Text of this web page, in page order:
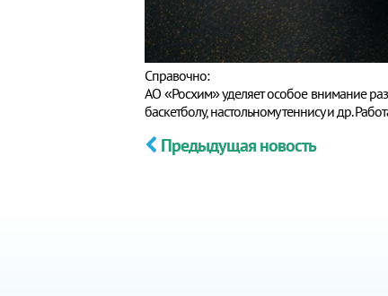
Справочно:
АО «Росхим» уделяет особое внимание
баскетболу, настольному теннису и др.
Предыдущая новость